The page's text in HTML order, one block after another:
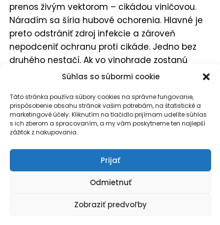
Súhlas so súbormi cookie
Táto stránka používa súbory cookies na správne fungovanie,
prispôsobenie obsahu stránok vašim potrebám, na štatistické a
marketingové účely. Kliknutím na tlačidlo prijímam udelíte súhlas
s ich zberom a spracovaním, a my vám poskytneme ten najlepší
zážitok z nakupovania.
Prijať
Odmietnuť
Zobraziť predvoľby
prenos živým vektorom – cikádou viničovou.
Náradím sa šíria hubové ochorenia. Hlavné je
preto odstrániť zdroj infekcie a zároveň
nepodceniť ochranu proti cikáde. Jedno bez
druhého nestačí. Ak vo vinohrade zostanú
choré kry, cikáda má z čoho nákazu ďalej
odstraňovanie krov, ale podceníme cikádu,
riziko prenosu zostáva vysoké.
Záver: po kvete rozhoduje
rýchla kontrola a dôslednosť
dôležité. Treba skontrolovať, ako prebehlo